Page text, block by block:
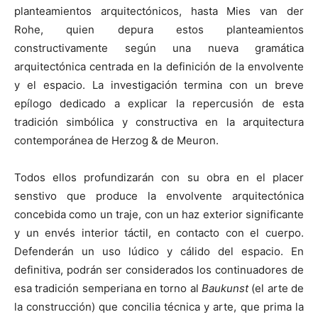
planteamientos arquitectónicos, hasta Mies van der
Rohe, quien depura estos planteamientos
constructivamente según una nueva gramática
arquitectónica centrada en la definición de la envolvente
y el espacio. La investigación termina con un breve
epílogo dedicado a explicar la repercusión de esta
tradición simbólica y constructiva en la arquitectura
contemporánea de Herzog & de Meuron.
Todos ellos profundizarán con su obra en el placer
senstivo que produce la envolvente arquitectónica
concebida como un traje, con un haz exterior significante
y un envés interior táctil, en contacto con el cuerpo.
Defenderán un uso lúdico y cálido del espacio. En
definitiva, podrán ser considerados los continuadores de
esa tradición semperiana en torno al Baukunst(el arte de
la construcción) que concilia técnica y arte, que prima la